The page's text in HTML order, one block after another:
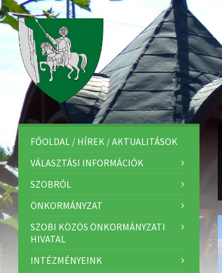
FŐOLDAL / HÍREK / AKTUALITÁSOK
VÁLASZTÁSI INFORMÁCIÓK
SZOBRÓL
ÖNKORMÁNYZAT
SZOBI KÖZÖS ÖNKORMÁNYZATI
HIVATAL
INTÉZMÉNYEINK